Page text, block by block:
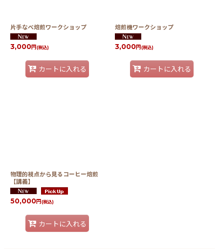
片手なべ焙煎ワークショップ
3,000円(税込)
カートに入れる
焙煎機ワークショップ
3,000円(税込)
カートに入れる
物理的視点から見るコーヒー焙煎
【講義】
50,000円(税込)
カートに入れる